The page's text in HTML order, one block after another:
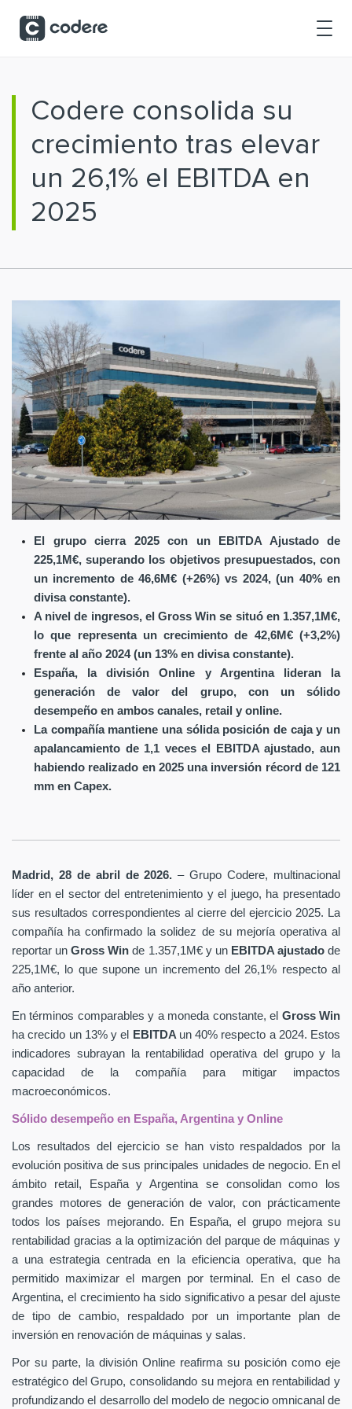
Codere consolida su
crecimiento tras elevar
un 26,1% el EBITDA en
2025
El grupo cierra 2025 con un EBITDA Ajustado de
225,1M€, superando los objetivos presupuestados, con
un incremento de 46,6M€ (+26%) vs 2024, (un 40% en
divisa constante).
A nivel de ingresos, el Gross Win se situó en 1.357,1M€,
lo que representa un crecimiento de 42,6M€ (+3,2%)
frente al año 2024 (un 13% en divisa constante).
España, la división Online y Argentina lideran la
generación de valor del grupo, con un sólido
desempeño en ambos canales, retail y online.
La compañía mantiene una sólida posición de caja y un
apalancamiento de 1,1 veces el EBITDA ajustado, aun
habiendo realizado en 2025 una inversión récord de 121
mm en Capex.
Madrid, 28 de abril de 2026. – Grupo Codere, multinacional
líder en el sector del entretenimiento y el juego, ha presentado
sus resultados correspondientes al cierre del ejercicio 2025. La
compañía ha confirmado la solidez de su mejoría operativa al
reportar unGross Winde 1.357,1M€ y un EBITDA ajustadode
225,1M€, lo que supone un incremento del 26,1% respecto al
año anterior.
En términos comparables y a moneda constante, el Gross Win
ha crecido un 13% y el
EBITDA un 40% respecto a 2024. Estos
indicadores subrayan la rentabilidad operativa del grupo y la
capacidad de la compañía para mitigar impactos
macroeconómicos.
Sólido desempeño en España, Argentina y Online
Los resultados del ejercicio se han visto respaldados por la
evolución positiva de sus principales unidades de negocio. En el
ámbito retail, España y Argentina se consolidan como los
grandes motores de generación de valor, con prácticamente
todos los países mejorando. En España, el grupo mejora su
rentabilidad gracias a la optimización del parque de máquinas y
a una estrategia centrada en la eficiencia operativa, que ha
permitido maximizar el margen por terminal. En el caso de
Argentina, el crecimiento ha sido significativo a pesar del ajuste
de tipo de cambio, respaldado por un importante plan de
inversión en renovación de máquinas y salas.
Por su parte, la división Online reafirma su posición como eje
estratégico del Grupo, consolidando su mejora en rentabilidad y
profundizando el desarrollo del modelo de negocio omnicanal de